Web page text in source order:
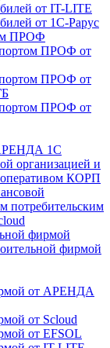
от IT-LITE
от 1С-Рарус
ПРОФ
ПРОФ от
ПРОФ от
ПРОФ от
1С
организацией и
КОРП
потребительским
фирмой
фирмой
от АРЕНДА
от Scloud
от EFSOL